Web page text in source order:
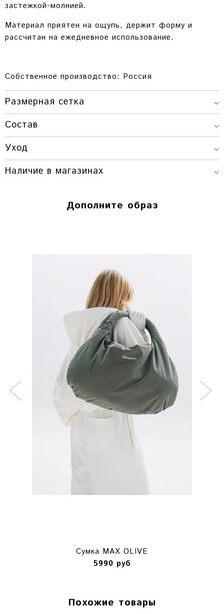
застежкой-молнией.
Материал приятен на ощупь, держит форму и
рассчитан на ежедневное использование.
Собственное производство: Россия
Размерная сетка
РАЗМЕР
ONESIZE
Состав
Уход
Наличие в магазинах
Г. КРАСНОЯРСК, ПР. МИРА, 80 / УЛ.
Дополните образ
Сумка MAX OLIVE
5990 руб
Похожие товары